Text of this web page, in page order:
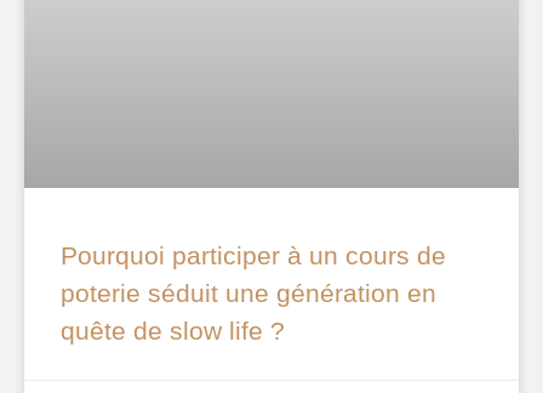
Pourquoi participer à un cours de
poterie séduit une génération en
quête de slow life ?